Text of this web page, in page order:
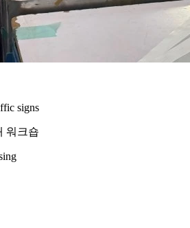
워크숍